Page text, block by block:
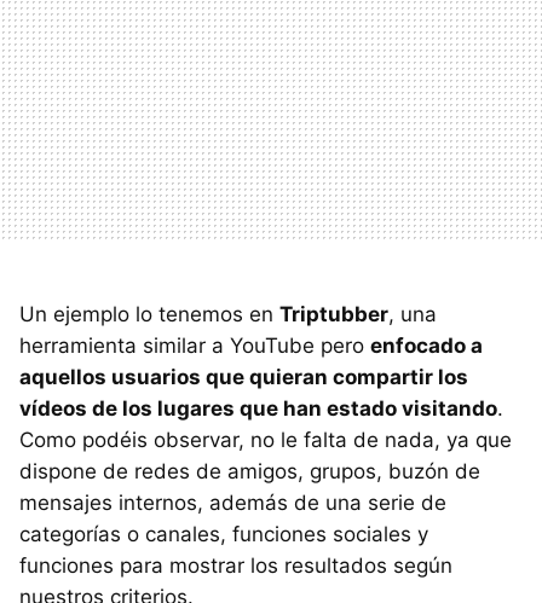
Un ejemplo lo tenemos en Triptubber, una
herramienta similar a YouTube pero enfocado a
aquellos usuarios que quieran compartir los
vídeos de los lugares que han estado visitando.
Como podéis observar, no le falta de nada, ya que
dispone de redes de amigos, grupos, buzón de
mensajes internos, además de una serie de
categorías o canales, funciones sociales y
funciones para mostrar los resultados según
nuestros criterios.